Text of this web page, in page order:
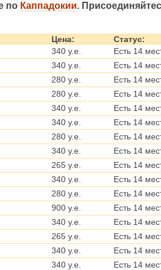
по Каппадокии.
Цена:
Статус:
340 у.е.
Есть 14
340 у.е.
Есть 14
280 у.е.
Есть 14
280 у.е.
Есть 14
340 у.е.
Есть 14
340 у.е.
Есть 14
280 у.е.
Есть 14
340 у.е.
Есть 14
265 у.е.
Есть 14
340 у.е.
Есть 14
280 у.е.
Есть 14
900 у.е.
Есть 14
340 у.е.
Есть 14
265 у.е.
Есть 14
340 у.е.
Есть 14
340 у.е.
Есть 14